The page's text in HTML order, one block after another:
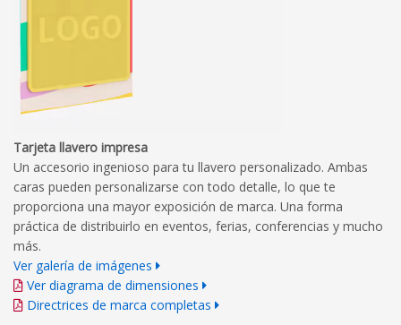
Tarjeta llavero impresa
Un accesorio ingenioso para tu llavero personalizado. Ambas
caras pueden personalizarse con todo detalle, lo que te
proporciona una mayor exposición de marca. Una forma
práctica de distribuirlo en eventos, ferias, conferencias y mucho
más.
Ver galería de imágenes
Ver diagrama de dimensiones
Directrices de marca completas